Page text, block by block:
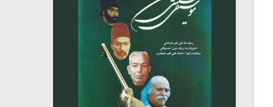
میکلوش روژا